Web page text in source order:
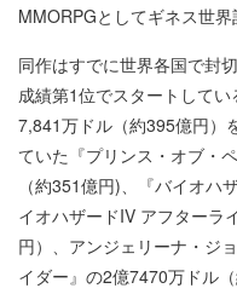
MMORPGとしてギネス世界
同作はすでに世界各国で封
成績第1位でスタートして
7,841万ドル（約395億円）
ていた『プリンス・オブ・
（約351億円)、『バイオハ
イオハザードIV アフターラ
円）、アンジェリーナ・ジ
イダー』の2億7470万ドル